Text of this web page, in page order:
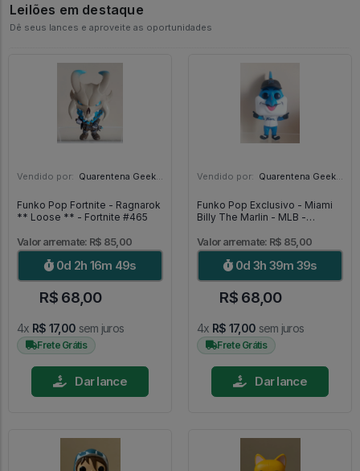
Leilões em destaque
Dê seus lances e aproveite as oportunidades
Vendido por: Quarentena Geek Store - SP
Funko Pop Fortnite - Ragnarok
** Loose ** - Fortnite #465
Valor arremate: R$ 85,00
0d 2h 16m 47s
R$ 68,00
4x R$ 17,00 sem juros
Frete Grátis
Dar lance
Vendido por: Quarentena Geek Store - SP
Funko Pop Exclusivo - Miami
Billy The Marlin - MLB -
Valor arremate: R$ 85,00
0d 3h 39m 37s
R$ 68,00
4x R$ 17,00 sem juros
Frete Grátis
Dar lance